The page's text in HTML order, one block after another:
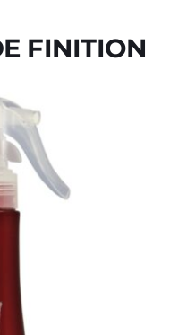
FINITION